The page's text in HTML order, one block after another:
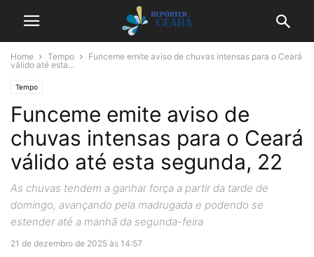
Home Tempo
Funceme emite aviso de chuvas intensas para o Ceará
válido até esta...
Tempo
Funceme emite aviso de
chuvas intensas para o Ceará
válido até esta segunda, 22
As chuvas tendem a ganhar força a partir da tarde de
domingo, avançando pela madrugada e podendo se
estender até a manhã da segunda-feira
21 de dezembro de 2025 às 14:57